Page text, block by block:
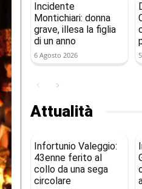
Incidente
Montichiari: donna
grave, illesa la figlia
di un anno
6 Agosto 2026
Attualità
Infortunio Valeggio:
43enne ferito al
collo da una sega
circolare